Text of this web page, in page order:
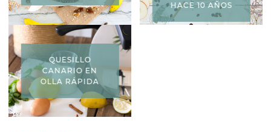
HACE 10 AÑOS
QUESILLO
CANARIO EN
OLLA RÁPIDA